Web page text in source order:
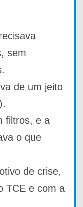
sem
de um jeito
filtros, e a
o que
de crise,
TCE e com a